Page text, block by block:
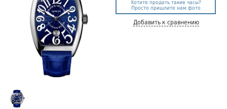
Хотите продать такие часы?
Просто пришлите нам фото
Добавить к сравнению